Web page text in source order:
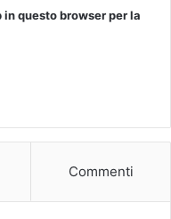
questo browser per la
Commenti